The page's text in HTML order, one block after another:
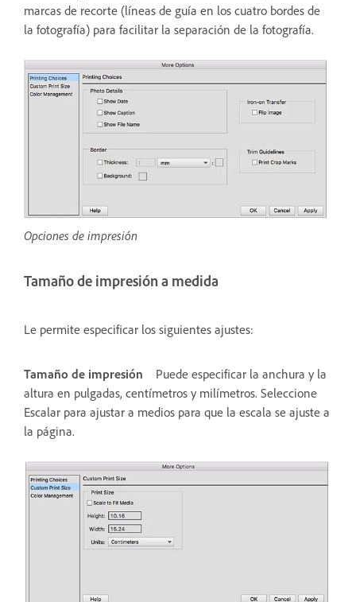
marcas de recorte (líneas de guía en los cuatro bordes de
la fotografía) para facilitar la separación de la fotografía.
Opciones de impresión
Tamaño de impresión a medida
Le permite especificar los siguientes ajustes:
Tamaño de impresión
Puede especificar la anchura y la
altura en pulgadas, centímetros y milímetros. Seleccione
Escalar para ajustar a medios para que la escala se ajuste a
la página.